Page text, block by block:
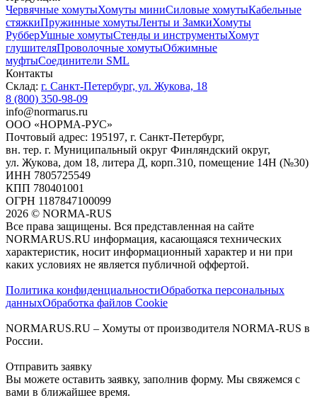
Червячные хомутыХомуты миниСиловые хомутыКабельные
стяжкиПружинные хомутыЛенты и ЗамкиХомуты
РубберУшные хомутыСтенды и инструментыХомут
глушителяПроволочные хомутыОбжимные
муфтыСоединители SML
Контакты
Склад: г. Санкт-Петербург, ул. Жукова, 18
8 (800) 350-98-09
info@normarus.ru
ООО «НОРМА-РУС»
Почтовый адрес: 195197, г. Санкт-Петербург,
вн. тер. г. Муниципальный округ Финляндский округ,
ул. Жукова, дом 18, литера Д, корп.310, помещение 14Н (№30)
ИНН 7805725549
КПП 780401001
ОГРН 1187847100099
2026 © NORMA-RUS
Все права защищены. Вся представленная на сайте
NORMARUS.RU информация, касающаяся технических
характеристик, носит информационный характер и ни при
каких условиях не является публичной оффертой.‍
Политика конфиденциальностиОбработка персональных
данныхОбработка файлов Cookie
NORMARUS.RU – Хомуты от производителя NORMA-RUS в
России.
Отправить заявку
Вы можете оставить заявку, заполнив форму. Мы свяжемся с
вами в ближайшее время.